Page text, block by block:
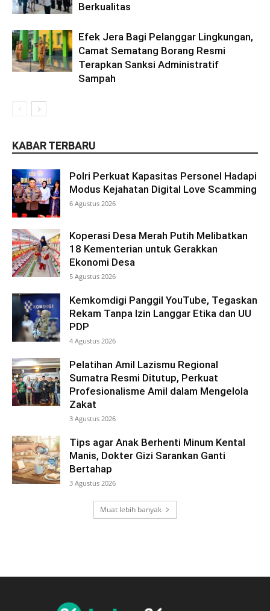
Berkualitas
Efek Jera Bagi Pelanggar Lingkungan,
Camat Sematang Borang Resmi
Terapkan Sanksi Administratif
Sampah
KABAR TERBARU
Polri Perkuat Kapasitas Personel Hadapi
Modus Kejahatan Digital Love Scamming
6 Agustus 2026
Koperasi Desa Merah Putih Melibatkan
18 Kementerian untuk Gerakkan
Ekonomi Desa
5 Agustus 2026
Kemkomdigi Panggil YouTube, Tegaskan
Rekam Tanpa Izin Langgar Etika dan UU
PDP
4 Agustus 2026
Pelatihan Amil Lazismu Regional
Sumatra Resmi Ditutup, Perkuat
Profesionalisme Amil dalam Mengelola
Zakat
3 Agustus 2026
Tips agar Anak Berhenti Minum Kental
Manis, Dokter Gizi Sarankan Ganti
Bertahap
3 Agustus 2026
Muat lebih banyak